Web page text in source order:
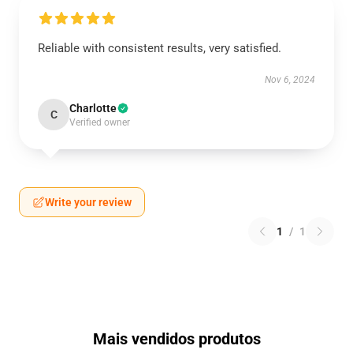
Reliable with consistent results, very satisfied.
Nov 6, 2024
C Charlotte
Verified owner
Write your review
1 / 1
Mais vendidos produtos